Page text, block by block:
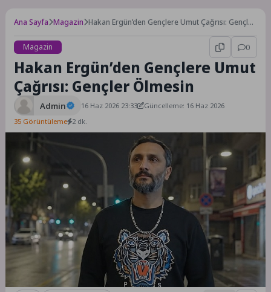
Ana Sayfa Magazin Hakan Ergün’den Gençlere Umut Çağrısı: Gençler
Magazin
0
Hakan Ergün’den Gençlere Umut
Çağrısı: Gençler Ölmesin
Admin 16 Haz 2026 23:33
Güncelleme: 16 Haz 2026
35 Görüntüleme 2 dk.